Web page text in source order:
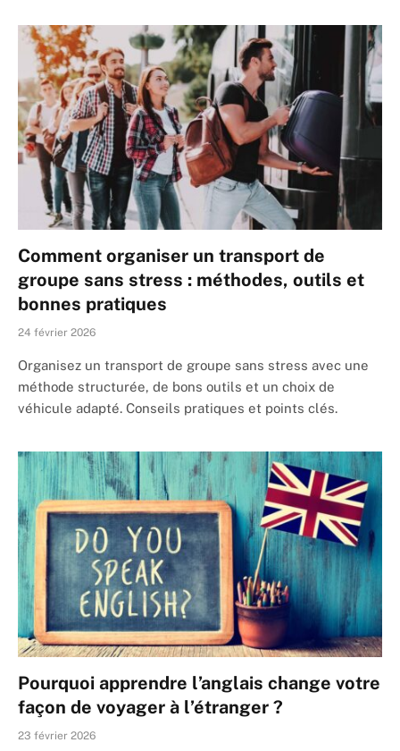
Comment organiser un transport de
groupe sans stress : méthodes, outils et
bonnes pratiques
24 février 2026
Organisez un transport de groupe sans stress avec une
méthode structurée, de bons outils et un choix de
véhicule adapté. Conseils pratiques et points clés.
Pourquoi apprendre l’anglais change votre
façon de voyager à l’étranger ?
23 février 2026